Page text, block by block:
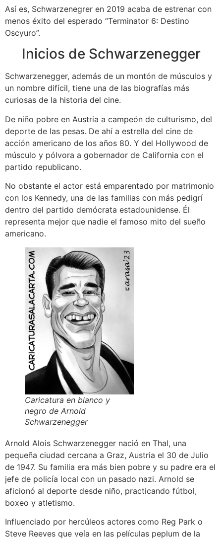
Así es, Schwarzenegrer en 2019 acaba de estrenar con
menos éxito del esperado “Terminator 6: Destino
Oscyuro”.
Inicios de Schwarzenegger
Schwarzenegger, además de un montón de músculos y
un nombre difícil, tiene una de las biografías más
curiosas de la historia del cine.
De niño pobre en Austria a campeón de culturismo, del
deporte de las pesas. De ahí a estrella del cine de
acción americano de los años 80. Y del Hollywood de
músculo y pólvora a gobernador de California con el
partido republicano.
No obstante el actor está emparentado por matrimonio
con los Kennedy, una de las familias con más pedigrí
dentro del partido demócrata estadounidense. Él
representa mejor que nadie el famoso mito del sueño
americano.
Caricatura en blanco y
negro de Arnold
Schwarzenegger
Arnold Alois Schwarzenegger nació en Thal, una
pequeña ciudad cercana a Graz, Austria el 30 de Julio
de 1947. Su familia era más bien pobre y su padre era el
jefe de policía local con un pasado nazi. Arnold se
aficionó al deporte desde niño, practicando fútbol,
boxeo y atletismo.
Influenciado por hercúleos actores como Reg Park o
Steve Reeves que veía en las películas peplum de la